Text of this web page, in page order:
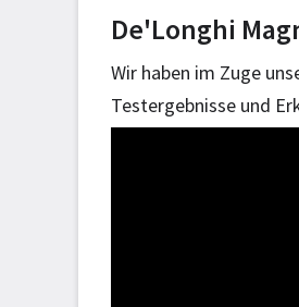
De'Longhi
Wir haben im Zuge
Testergebnisse und